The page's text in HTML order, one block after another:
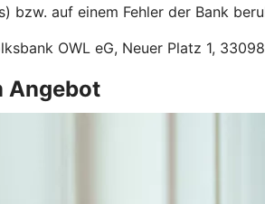
bzw. auf einem Fehler der Bank
OWL eG, Neuer Platz 1,
Angebot